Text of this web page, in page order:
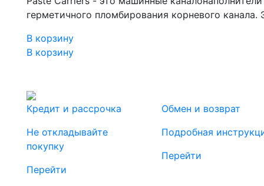
герметичного пломбирования корневого
В корзину
В корзину
Кредит и рассрочка
Не откладывайте
покупку
Перейти
Обмен и возврат
Подробная
Перейти